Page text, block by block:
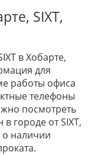
SIXT,
в Хобарте,
для
работы офиса
телефоны
посмотреть
городе от SIXT,
о наличии